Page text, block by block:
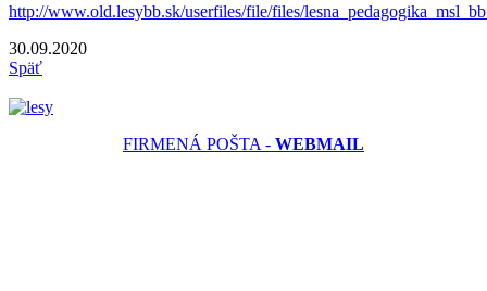
http://www.old.lesybb.sk/userfiles/file/files/
30.09.2020
Späť
FIRMENÁ POŠTA - WEBMAIL